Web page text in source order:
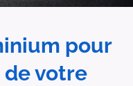
pour
de votre